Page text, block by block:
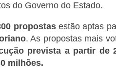
do Governo do Estado.
propostasestão aptas
. As propostas mais
prevista a partir de
milhões.